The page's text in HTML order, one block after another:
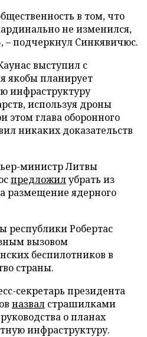
в том, что
не изменился,
– подчеркнул Синкявичюс.
выступил с
якобы планирует
инфраструктуру
используя дроны
этом глава оборонного
никаких доказательств
министр Литвы
предложилубрать из
размещение ядерного
республики Робертас
вызовом
беспилотников в
страны.
секретарь президента
назвал страшилками
о планах
инфраструктуру.